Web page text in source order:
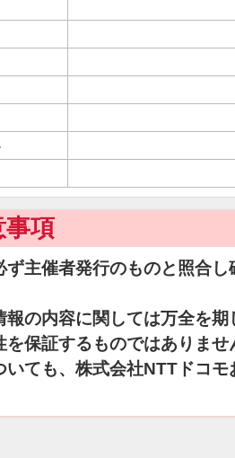
事項
主催者発行のものと照合し
の内容に関しては万全を期
保証するものではありませ
ても、株式会社NTTドコモ